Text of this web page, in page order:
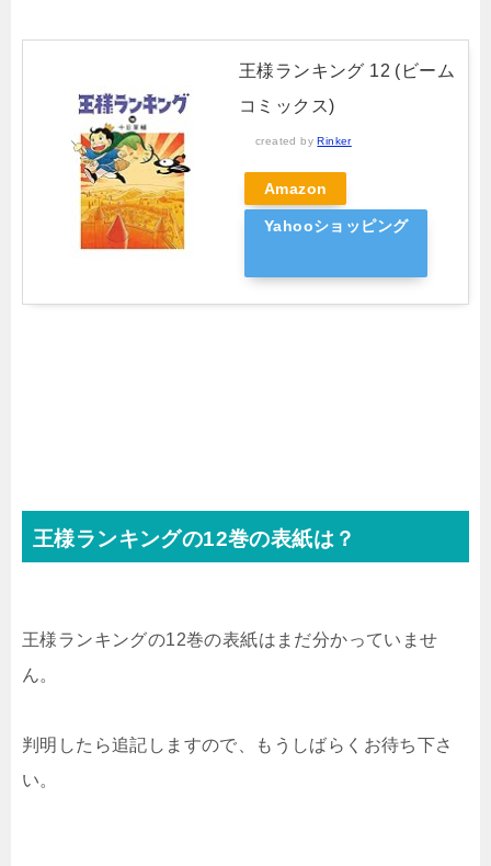
王様ランキング 12 (ビーム
コミックス)
created byRinker
Amazon
Yahooショッピング
王様ランキングの12巻の表紙は？
王様ランキングの12巻の表紙はまだ分かっていませ
ん。
判明したら追記しますので、もうしばらくお待ち下さ
い。